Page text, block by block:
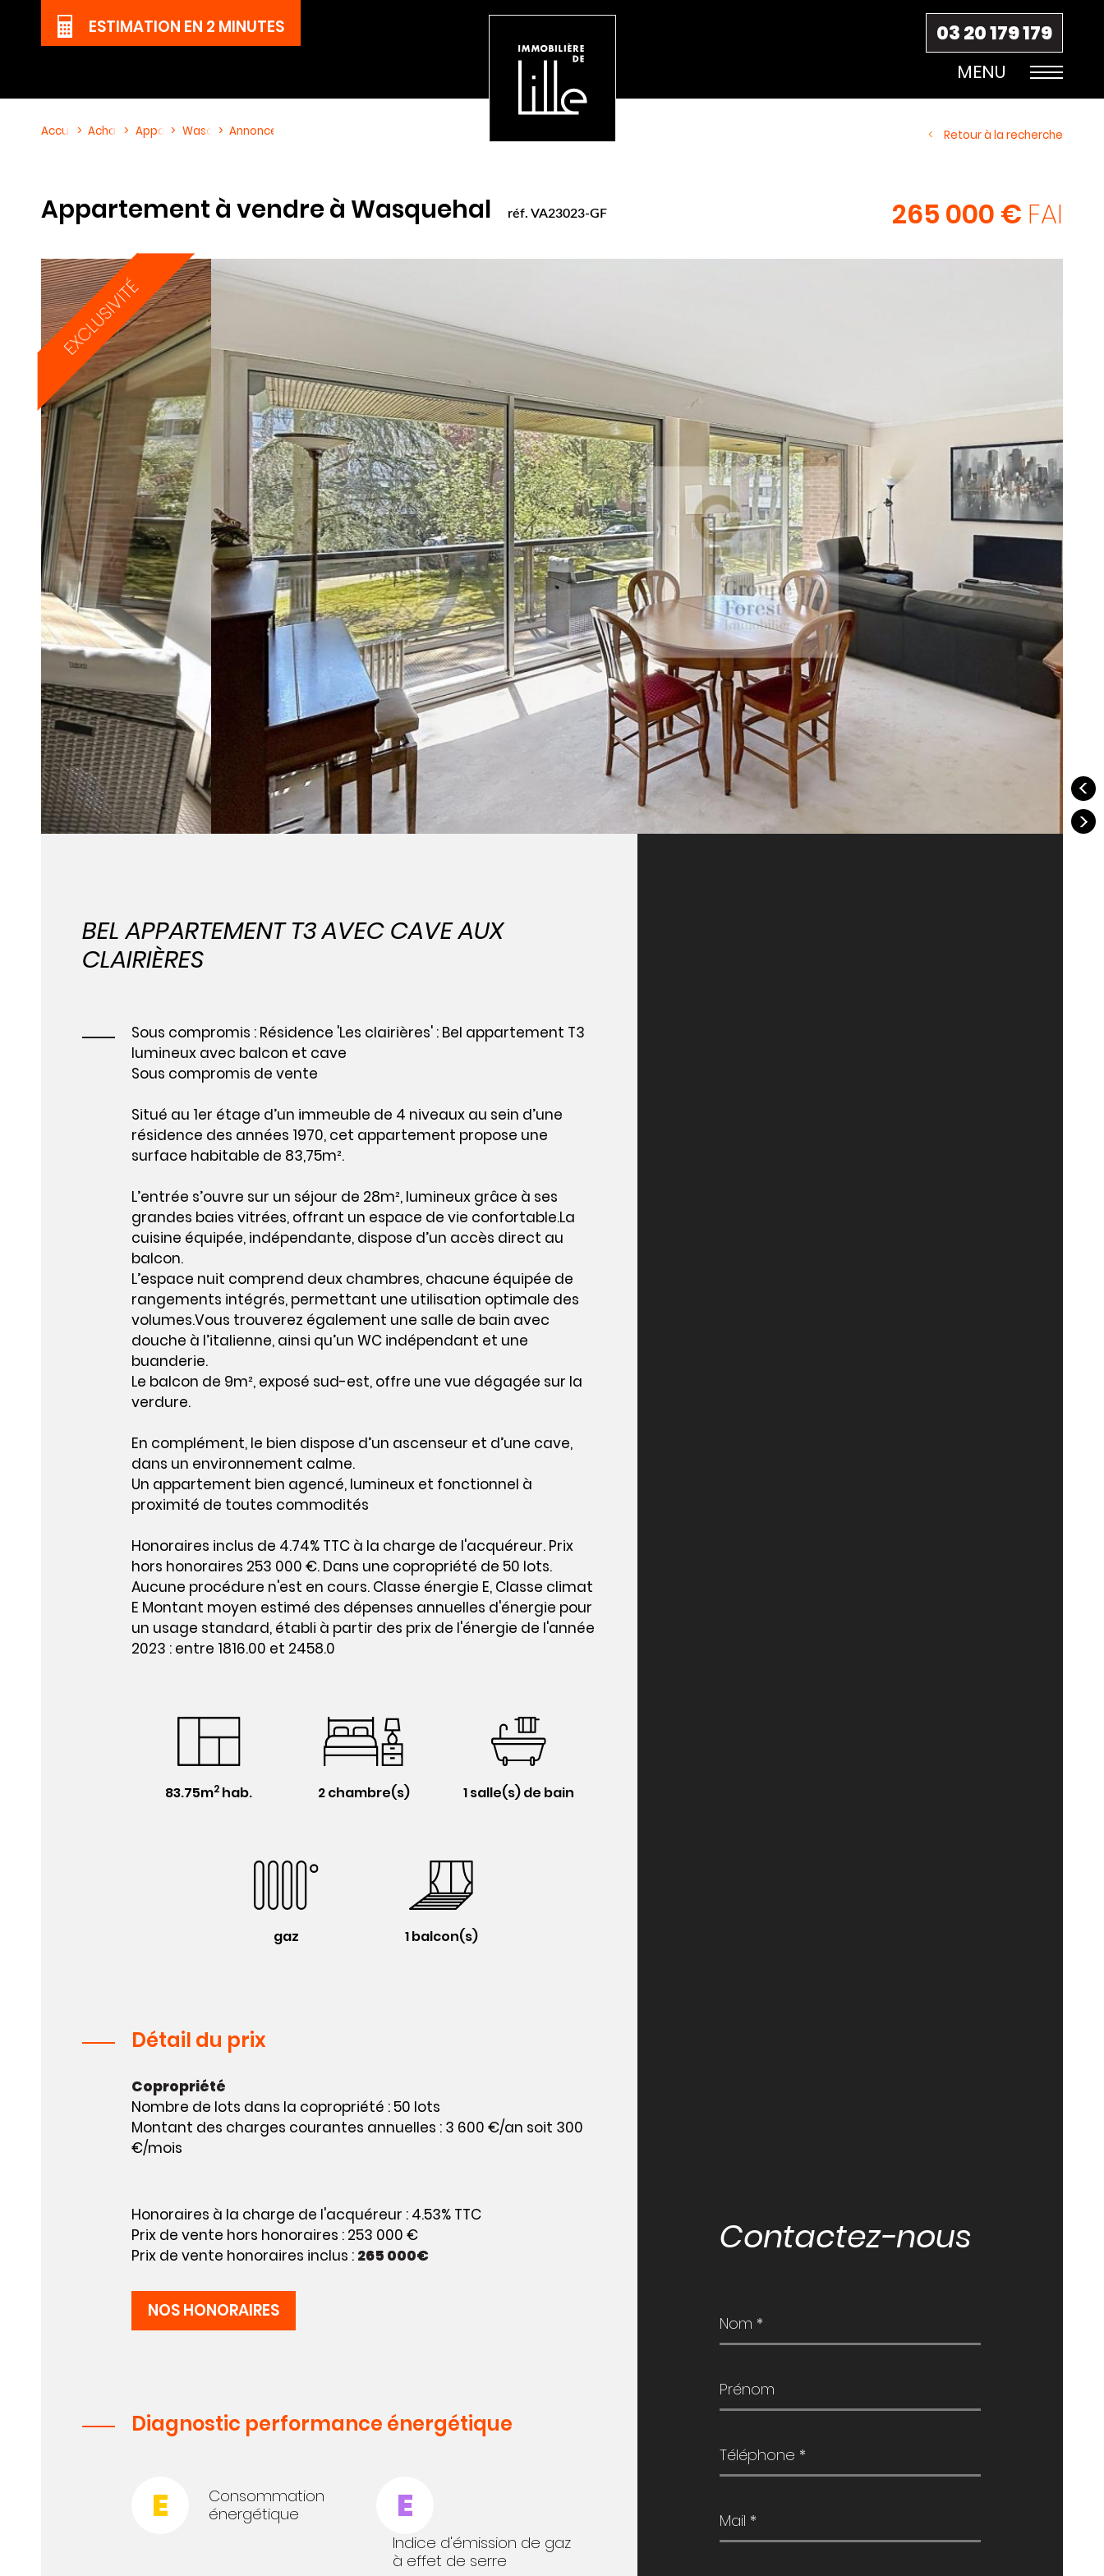
ESTIMATION EN 2 MINUTES 03 20 179 179
Accueil Achat AppartementWasquehalAnnonce immobilière Réf. VA23023-GF Retour à la recherche
Appartement à vendre à Wasquehal réf. VA23023-GF 265 000 € FAI
EXCLUSIVITÉ
BEL APPARTEMENT T3 AVEC CAVE AUX
CLAIRIÈRES
Sous compromis : Résidence 'Les clairières' : Bel appartement T3
lumineux avec balcon et cave
Sous compromis de vente
Situé au 1er étage d’un immeuble de 4 niveaux au sein d’une
résidence des années 1970, cet appartement propose une
surface habitable de 83,75m².
L’entrée s’ouvre sur un séjour de 28m², lumineux grâce à ses
grandes baies vitrées, offrant un espace de vie confortable.La
cuisine équipée, indépendante, dispose d’un accès direct au
balcon.
L’espace nuit comprend deux chambres, chacune équipée de
rangements intégrés, permettant une utilisation optimale des
volumes.Vous trouverez également une salle de bain avec
douche à l’italienne, ainsi qu’un WC indépendant et une
buanderie.
Le balcon de 9m², exposé sud-est, offre une vue dégagée sur la
verdure.
En complément, le bien dispose d’un ascenseur et d’une cave,
dans un environnement calme.
Un appartement bien agencé, lumineux et fonctionnel à
proximité de toutes commodités
Honoraires inclus de 4.74% TTC à la charge de l'acquéreur. Prix
hors honoraires 253 000 €. Dans une copropriété de 50 lots.
Aucune procédure n'est en cours. Classe énergie E, Classe climat
E Montant moyen estimé des dépenses annuelles d'énergie pour
un usage standard, établi à partir des prix de l'énergie de l'année
2023 : entre 1816.00 et 2458.0
83.75m2 hab. 2 chambre(s) 1 salle(s) de bain
gaz 1 balcon(s)
Détail du prix
Copropriété
Nombre de lots dans la copropriété : 50 lots
Montant des charges courantes annuelles : 3 600 €/an soit 300
€/mois
Honoraires à la charge de l'acquéreur : 4.53% TTC
Prix de vente hors honoraires : 253 000 €
Prix de vente honoraires inclus : 265 000€
NOS HONORAIRES
Diagnostic performance énergétique
E
Consommation
énergétique
E
Indice d'émission de gaz
à effet de serre
Contactez-nous